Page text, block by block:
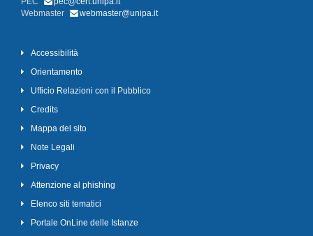
Webmaster
webmaster@unipa.it
Accessibilità
Orientamento
Ufficio Relazioni con il Pubblico
Credits
Mappa del sito
Note Legali
Privacy
Attenzione al phishing
Elenco siti tematici
Portale OnLine delle Istanze